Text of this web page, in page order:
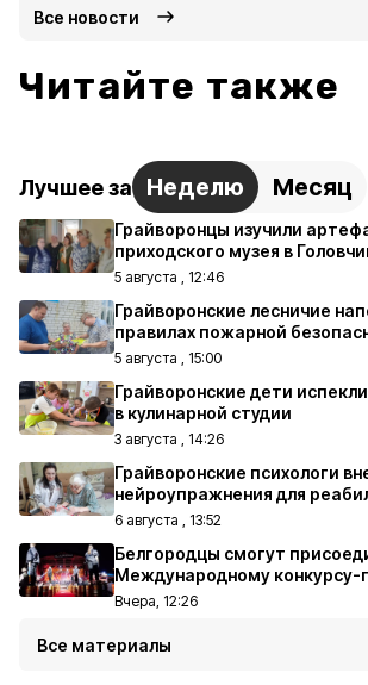
Все новости
Читайте также
Лучшее за Неделю Месяц
Грайворонцы изучили
приходского музея в
5 августа , 12:46
Грайворонские лесничие
правилах пожарной
5 августа , 15:00
Грайворонские дети
в кулинарной студии
3 августа , 14:26
Грайворонские психологи
нейроупражнения для
6 августа , 13:52
Белгородцы смогут
Международному
Вчера, 12:26
Все материалы